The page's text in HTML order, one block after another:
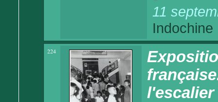
11
Indochine
224
l'escalier